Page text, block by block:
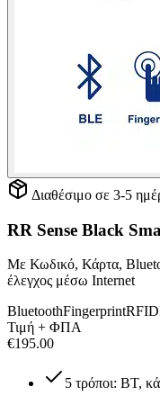
Διαθέσιμο σε 3-5
RR Sense Black
Με Κωδικό, Κάρτα,
έλεγχος μέσω Internet
BluetoothFingerprintRFID
Τιμή + ΦΠΑ
€195.00
5 τρόποι: BT,